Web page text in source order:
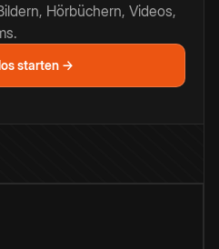
Hörbüchern, Videos,
starten →